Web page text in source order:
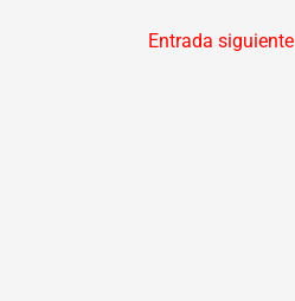
Entrada siguiente